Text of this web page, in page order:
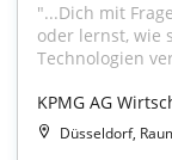
"...Dich mit
oder lernst, wie
Technologien
KPMG AG
Düsseldorf,